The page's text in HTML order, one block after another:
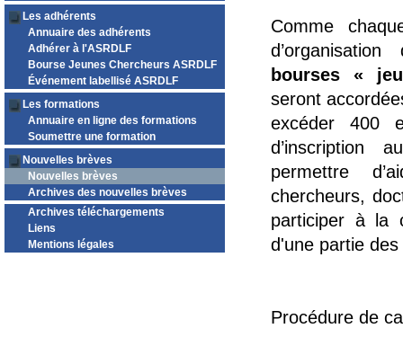
Les adhérents
Annuaire des adhérents
Adhérer à l'ASRDLF
Bourse Jeunes Chercheurs ASRDLF
Événement labellisé ASRDLF
Les formations
Annuaire en ligne des formations
Soumettre une formation
Nouvelles brèves
Nouvelles brèves
Archives des nouvelles brèves
Archives téléchargements
Liens
Mentions légales
Comme
bourses «
seront
excéder 400
d’inscription
permettre
chercheurs,
participer à la
d'une partie
Procédure de